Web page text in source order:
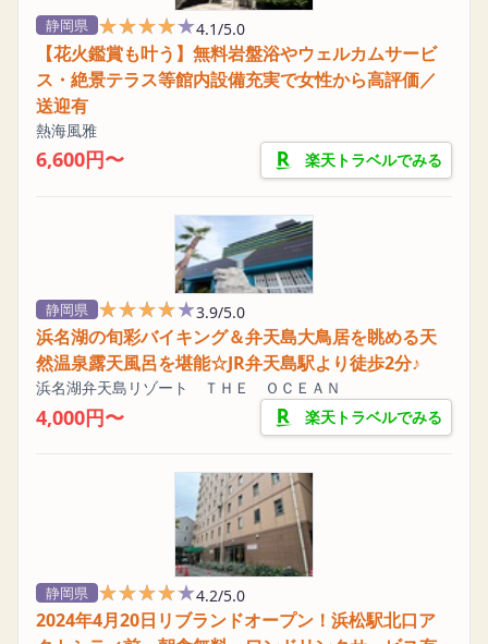
静岡県 ★★★★★
★★★★★4.1/5.0
【花火鑑賞も叶う】無料岩盤浴やウェルカムサービ
ス・絶景テラス等館内設備充実で女性から高評価／
送迎有
熱海風雅
6,600円〜 楽天トラベルでみる
静岡県 ★★★★★
★★★★★3.9/5.0
浜名湖の旬彩バイキング＆弁天島大鳥居を眺める天
然温泉露天風呂を堪能☆JR弁天島駅より徒歩2分♪
浜名湖弁天島リゾート ＴＨＥ ＯＣＥＡＮ
4,000円〜 楽天トラベルでみる
静岡県 ★★★★★
★★★★★4.2/5.0
2024年4月20日リブランドオープン！浜松駅北口ア